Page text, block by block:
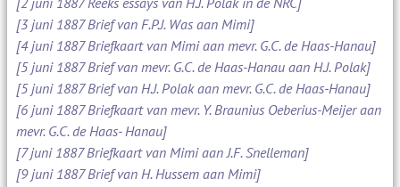
[3 juni 1887 Brief van F.P.J. Was aan Mimi]
[4 juni 1887 Briefkaart van Mimi aan mevr. G.C. de Haas-Hanau]
[5 juni 1887 Brief van mevr. G.C. de Haas-Hanau aan H.J. Polak]
[5 juni 1887 Brief van H.J. Polak aan mevr. G.C. de Haas-Hanau]
[6 juni 1887 Briefkaart van mevr. Y. Braunius Oeberius-Meijer aan
mevr. G.C. de Haas- Hanau]
[7 juni 1887 Briefkaart van Mimi aan J.F. Snelleman]
[9 juni 1887 Brief van H. Hussem aan Mimi]